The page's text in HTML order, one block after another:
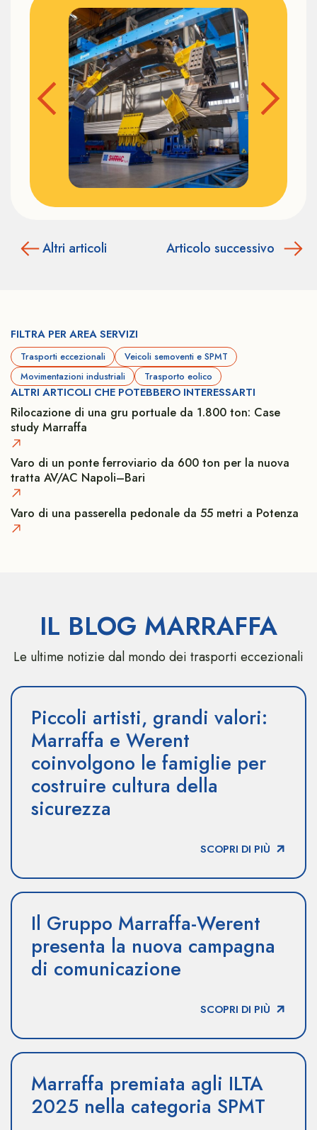
Altri articoli Articolo successivo
FILTRA PER AREA SERVIZI
Trasporti eccezionali
Veicoli semoventi e SPMT
Movimentazioni industriali
Trasporto eolico
ALTRI ARTICOLI CHE POTEBBERO INTERESSARTI
Rilocazione di una gru portuale da 1.800 ton: Case
study Marraffa
Varo di un ponte ferroviario da 600 ton per la nuova
tratta AV/AC Napoli–Bari
Varo di una passerella pedonale da 55 metri a Potenza
IL BLOG MARRAFFA
Le ultime notizie dal mondo dei trasporti eccezionali
Piccoli artisti, grandi valori:
Marraffa e Werent
coinvolgono le famiglie per
costruire cultura della
sicurezza
SCOPRI DI PIÙ
Il Gruppo Marraffa-Werent
presenta la nuova campagna
di comunicazione
SCOPRI DI PIÙ
Marraffa premiata agli ILTA
2025 nella categoria SPMT